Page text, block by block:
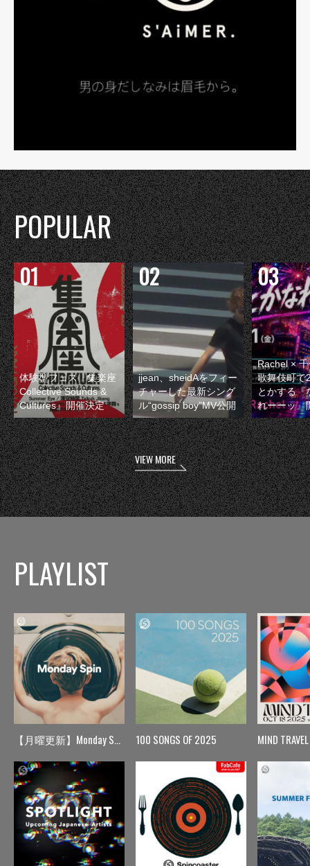
POPULAR
体験型フェス『集楽座
Collective Sounds &
Cultures』開催決定
jjean、sheidAをフィー
チャーした最新シング
ル“gossip boy”MV公開
Rachel ×
歌舞伎町で
とかする『
れーーッ』
VIEW MORE
PLAYLIST
【月曜更新】Monday Spin 100 SONGS OF 2025 MIND TRAVEL